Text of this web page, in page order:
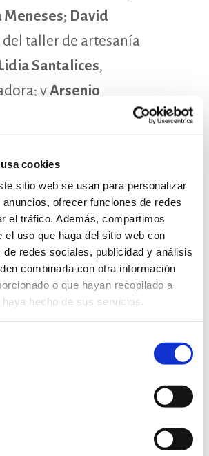
cookies
sitio web se usan para personalizar
ofrecer funciones de redes
el tráfico. Además, compartimos
el uso que haga del sitio web con
de redes sociales, publicidad y análisis
combinarla con otra información
o que hayan recopilado a
hecho de sus servicios.
Meneses; David
del taller de artesanía
Lidia Santalices,
yArsenio
de conservación de
Nacional de
día, el viernes 23 de
Sanz
, socio
la consultora de
de la propiedad en